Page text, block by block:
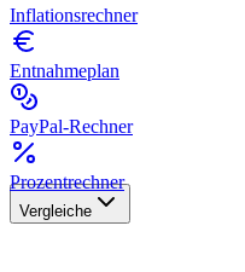
Inflationsrechner
Entnahmeplan
PayPal-Rechner
Prozentrechner
Vergleiche